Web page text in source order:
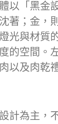
以「黑金
著；金，
光與材質
的空間。
以及肉乾
設計為主，